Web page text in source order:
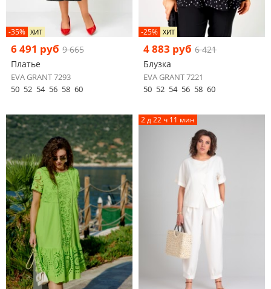
-35% ХИТ
6 491 руб 9 665
Платье
EVA GRANT 7293
50 52 54 56 58 60
-25% ХИТ
4 883 руб 6 421
Блузка
EVA GRANT 7221
50 52 54 56 58 60
2 д 22 ч 11 мин